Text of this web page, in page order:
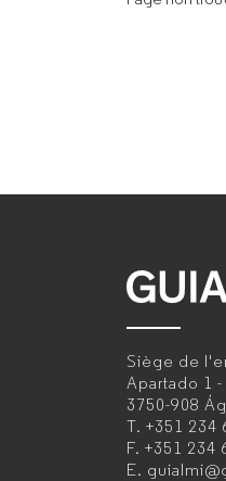
Siège de
Apartado 1
3750-908
T. +351 234
F. +351 234
E.